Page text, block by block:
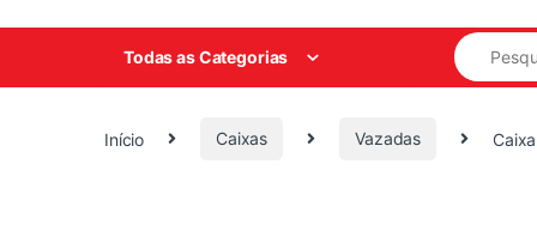
Todas as Categorias
Search
Início Caixas Vazadas